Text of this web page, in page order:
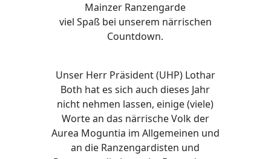
Mainzer Ranzengarde
viel Spaß bei unserem närrischen
Countdown.
Unser Herr Präsident (UHP) Lothar
Both hat es sich auch dieses Jahr
nicht nehmen lassen, einige (viele)
Worte an das närrische Volk der
Aurea Moguntia im Allgemeinen und
an die Ranzengardisten und